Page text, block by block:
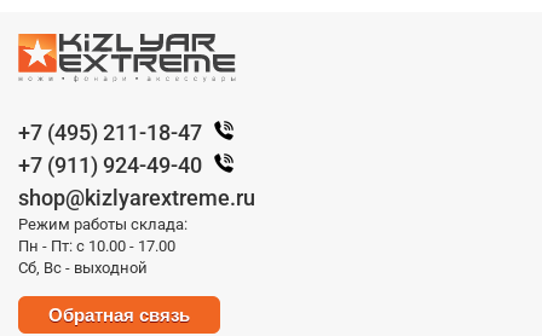
+7 (495) 211-18-47
+7 (911) 924-49-40
shop@kizlyarextreme.ru
Режим работы склада:
Пн - Пт: с 10.00 - 17.00
Сб, Вс - выходной
Обратная связь